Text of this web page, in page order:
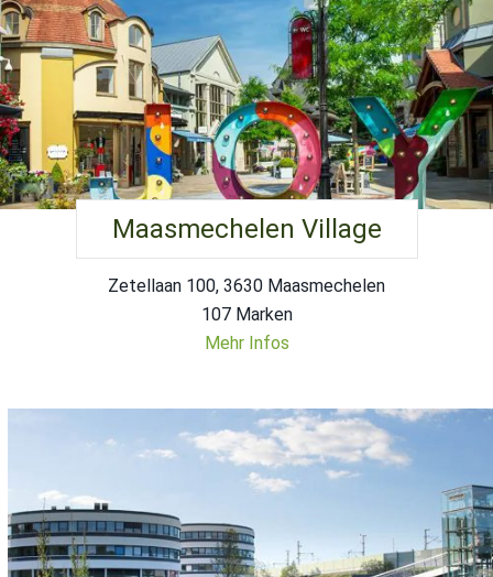
Maasmechelen Village
Zetellaan 100, 3630 Maasmechelen
107 Marken
Mehr Infos